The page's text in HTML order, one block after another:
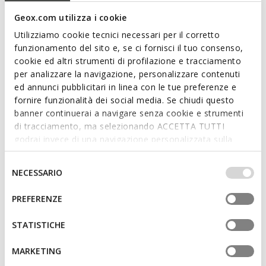
Geox.com utilizza i cookie
Utilizziamo cookie tecnici necessari per il corretto
funzionamento del sito e, se ci fornisci il tuo consenso,
cookie ed altri strumenti di profilazione e tracciamento
per analizzare la navigazione, personalizzare contenuti
ed annunci pubblicitari in linea con le tue preferenze e
fornire funzionalità dei social media. Se chiudi questo
banner continuerai a navigare senza cookie e strumenti
di tracciamento, ma selezionando ACCETTA TUTTI
godrai invece di una navigazione personalizzata sulla
base dei tuoi gusti ed interessi. Selezionando
IMPOSTAZIONI potrai anche scegliere quali cookies ed
altri strumenti di tracciamento autorizzare. Per maggiori
informazioni o per modificare in qualsiasi momento le
tue impostazioni, visita la nostra
del
consenso
NECESSARIO
PREFERENZE
STATISTICHE
MARKETING
CIUFCIUF BÉBÉ
Zapatillas running ligeras
de€29,44 4 COLORES
de
Price reduced from
€49,90
to
Precio de lista
-41%
€29,94 Precio anterior -2%
IUPIDOO BÉBÉ
Zapatos primeros pasos
€32,45
1 COLOR
Price reduced from
€55,00
to
Precio de lista
-41%
€33,00 Precio anterior -2%